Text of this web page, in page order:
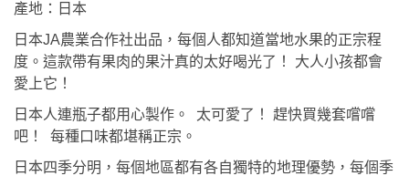
產地：日本
日本JA農業合作社出品，每個人都知道當地水果的正宗程
度。這款帶有果肉的果汁真的太好喝光了！ 大人小孩都會
愛上它！
日本人連瓶子都用心製作。 太可愛了！ 趕快買幾套嚐嚐
吧！ 每種口味都堪稱正宗。
日本四季分明，每個地區都有各自獨特的地理優勢，每個季